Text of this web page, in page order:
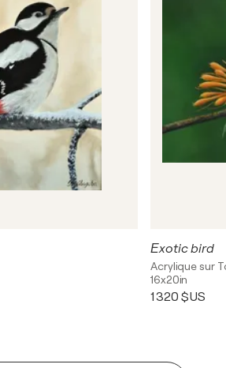
Еxotic bird
Acrylique sur
16x20in
1 320 $US